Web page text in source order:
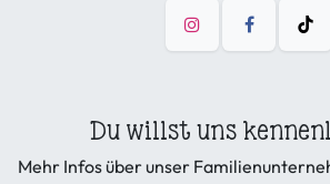
Du willst uns
Mehr Infos über unser